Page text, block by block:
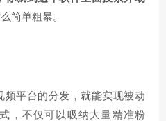
简单粗暴。
频平台的分发，就能实现被动
，不仅可以吸纳大量精准粉